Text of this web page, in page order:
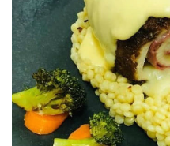
o
s
t
a
g
ö